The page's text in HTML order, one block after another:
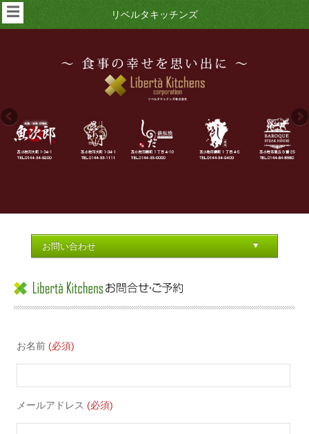
リベルタキッチンズ
☰
お名前(必須)
メールアドレス (必須)